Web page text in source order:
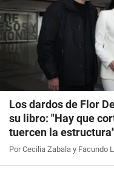
Los dardos de Flor
su libro: "Hay que
tuercen la
Por Cecilia Zabala y Facundo